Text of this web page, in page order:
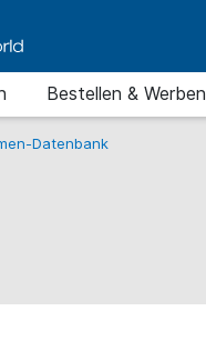
Bestellen & Werben
Datenbank